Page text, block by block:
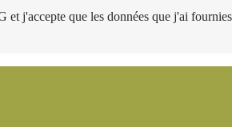
j'accepte que les données que j'ai